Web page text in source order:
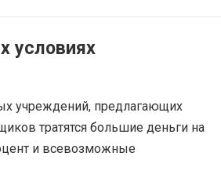
условиях
учреждений, предлагающих
тратятся большие деньги на
и всевозможные